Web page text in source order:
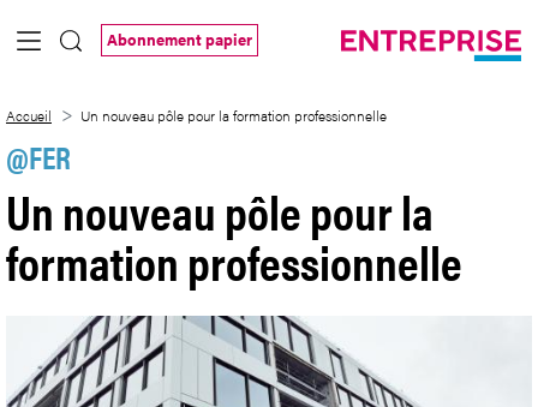
Saut au contenu principal
Abonnement papier
Accueil Un nouveau pôle pour la formation professionnelle
@FER
Un nouveau pôle pour la
formation professionnelle